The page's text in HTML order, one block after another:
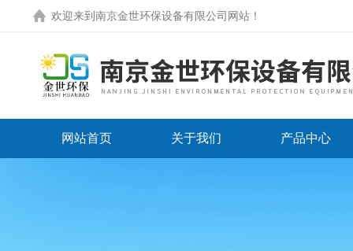
欢迎来到 南京金世环保设备有限公司网站 ！
网站首页 关于我们 产品中心